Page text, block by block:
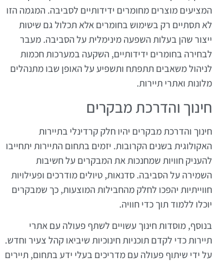
המציעים מוצרים מחומרים ידידותיים לסביבה. המגמה הזו
לא תסתיים רק בשימוש בחומרים אלא תכלול גם שיטות
ייצור שהן בעלות השפעה מינימלית על הסביבה. מעבר
לבחירה בחומרים ידידותיים, השקעה במערכות חכמות
לניהול משאבים תתפתח ותשפיע על האופן שבו מתנהלים
מלונות ואתרי תיירות.
חינוך והדרכת מבקרים
חינוך והדרכת מבקרים יהיו חלק קרדינלי בתיירות
האקולוגית בשנים הקרובות. יזמים בתחום התיירות יתחייבו
להעניק חוויות שמחנכות את המבקרים על חשיבות
השמירה על הסביבה. סדנאות, טיולים מודרכים ופעילויות
חווייתיות יהפכו לחלק מהחבילות המוצעות, כך שמבקרים
יוכלו ללמוד תוך כדי חוויה.
בנוסף, מוסדות חינוך עשויים לשתף פעולה עם אתרי
תיירות כדי לקדם תוכניות חינוכיות שיביאו קהל צעיר וחדש.
על ידי שיתוף פעולה עם מדריכים בעלי ידע בתחום, תיירים